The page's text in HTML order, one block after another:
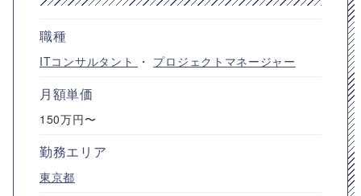
職種
ITコンサルタント ・ プロジェクトマネージャー
月額単価
150万円〜
勤務エリア
東京都